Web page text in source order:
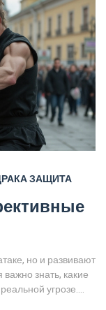
ЗАЩИТА
но и развивают
знать, какие
угрозе.